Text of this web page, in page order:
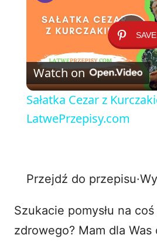
SAVE
P
l
V
i
Watch on
Sałatka Cezar z
LatwePrzepisy.com
Przejdź do przepisu·
Szukacie pomysłu na
zdrowego? Mam dla Was